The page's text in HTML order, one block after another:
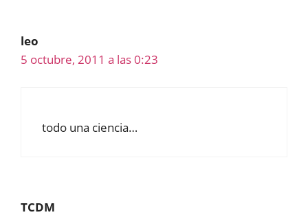
leo
5 octubre, 2011 a las 0:23
todo una ciencia…
TCDM